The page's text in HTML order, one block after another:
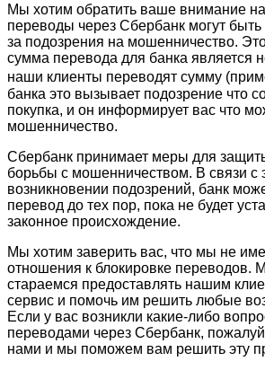
Мы хотим обратить ваше внимание
переводы через Сбербанк могут
за подозрения на мошенничество.
сумма перевода для банка является
наши клиенты переводят сумму
банка это вызывает подозрение что
покупка, и он информирует вас что
мошенничество.
Сбербанк принимает меры для
борьбы с мошенничеством. В связи с
возникновении подозрений, банк
перевод до тех пор, пока не будет
законное происхождение.
Мы хотим заверить вас, что мы не
отношения к блокировке переводов.
стараемся предоставлять нашим
сервис и помочь им решить любые
Если у вас возникли какие-либо
переводами через Сбербанк,
нами и мы поможем вам решить эту